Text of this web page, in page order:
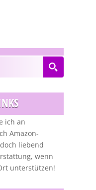
ich an
Amazon-
liebend
wenn
unterstützen!